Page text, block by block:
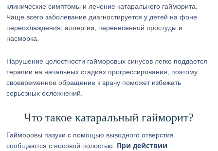
клинические симптомы и лечение катарального гайморита.
Чаще всего заболевание диагностируется у детей на фоне
переохлаждения, аллергии, перенесенной простуды и
насморка.
Нарушение целостности гайморовых синусов легко поддается
терапии на начальных стадиях прогрессирования, поэтому
своевременное обращение к врачу поможет избежать
серьезных осложнений.
Что такое катаральный гайморит?
Гайморовы пазухи с помощью выводного отверстия
сообщаются с носовой полостью. При действии